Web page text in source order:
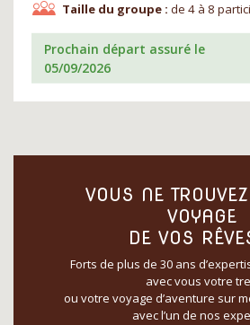
Taille du groupe : de 4 à 8
Prochain départ assuré le
05/09/2026
VOUS NE
VOYAGE
DE VOS
Forts de plus de 30 ans
avec vous votre
ou votre voyage d’aventure sur
avec l’un de nos